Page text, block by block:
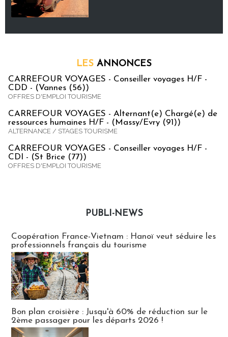
LES ANNONCES
CARREFOUR VOYAGES - Conseiller voyages H/F -
CDD - (Vannes (56))
OFFRES D'EMPLOI TOURISME
CARREFOUR VOYAGES - Alternant(e) Chargé(e) de
ressources humaines H/F - (Massy/Evry (91))
ALTERNANCE / STAGES TOURISME
CARREFOUR VOYAGES - Conseiller voyages H/F -
CDI - (St Brice (77))
OFFRES D'EMPLOI TOURISME
PUBLI-NEWS
Coopération France-Vietnam : Hanoï veut séduire les
professionnels français du tourisme
Bon plan croisière : Jusqu'à 60% de réduction sur le
2ème passager pour les départs 2026 !